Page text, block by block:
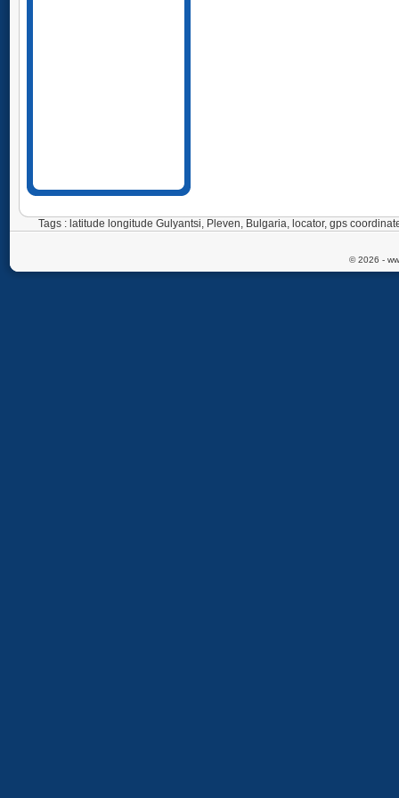
Tags : latitude longitude Gulyantsi, Pleven, Bulgaria, locator, gps
© 2026 -